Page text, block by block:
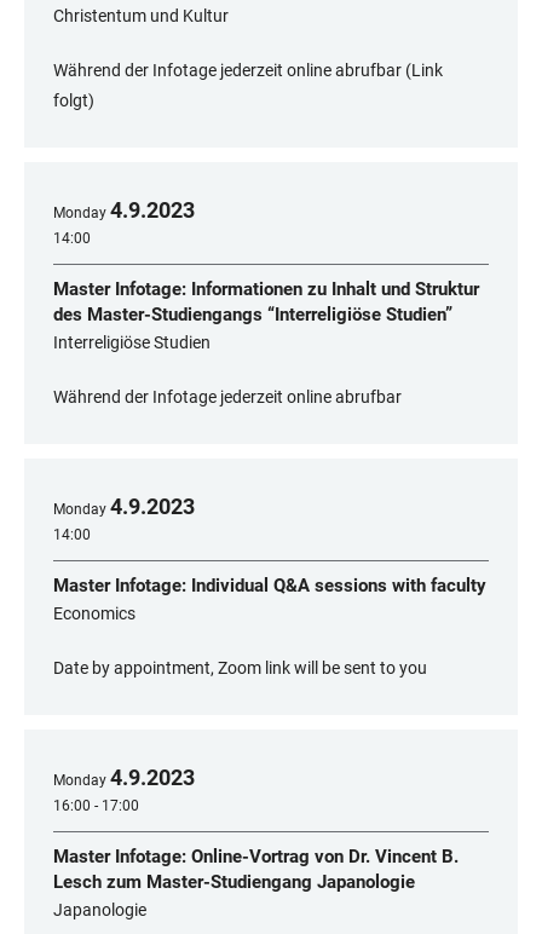
Christentum und Kultur
Während der Infotage jederzeit online abrufbar (Link
folgt)
Monday 4.9.2023
14:00
Master Infotage: Informationen zu Inhalt und Struktur
des Master-Studiengangs “Interreligiöse Studien”
Interreligiöse Studien
Während der Infotage jederzeit online abrufbar
Monday 4.9.2023
14:00
Master Infotage: Individual Q&A sessions with faculty
Economics
Date by appointment, Zoom link will be sent to you
Monday 4.9.2023
16:00 - 17:00
Master Infotage: Online-Vortrag von Dr. Vincent B.
Lesch zum Master-Studiengang Japanologie
Japanologie